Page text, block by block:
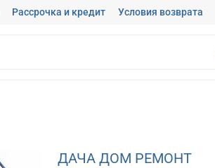
Рассрочка и кредит Условия возврата
ДАЧА ДОМ РЕМОНТ